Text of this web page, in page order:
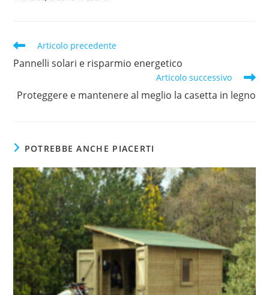
Articolo precedente
Pannelli solari e risparmio energetico
Articolo successivo
Proteggere e mantenere al meglio la casetta in legno
POTREBBE ANCHE PIACERTI